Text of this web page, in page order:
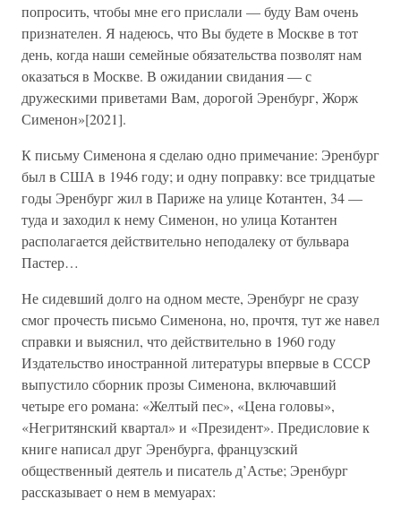
попросить, чтобы мне его прислали — буду Вам очень
признателен. Я надеюсь, что Вы будете в Москве в тот
день, когда наши семейные обязательства позволят нам
оказаться в Москве. В ожидании свидания — с
дружескими приветами Вам, дорогой Эренбург, Жорж
Сименон»[2021].
К письму Сименона я сделаю одно примечание: Эренбург
был в США в 1946 году; и одну поправку: все тридцатые
годы Эренбург жил в Париже на улице Котантен, 34 —
туда и заходил к нему Сименон, но улица Котантен
располагается действительно неподалеку от бульвара
Пастер…
Не сидевший долго на одном месте, Эренбург не сразу
смог прочесть письмо Сименона, но, прочтя, тут же навел
справки и выяснил, что действительно в 1960 году
Издательство иностранной литературы впервые в СССР
выпустило сборник прозы Сименона, включавший
четыре его романа: «Желтый пес», «Цена головы»,
«Негритянский квартал» и «Президент». Предисловие к
книге написал друг Эренбурга, французский
общественный деятель и писатель д’Астье; Эренбург
рассказывает о нем в мемуарах: